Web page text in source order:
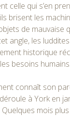
celle qui s’en
brisent les
de mauvaise
angle, les
historique
besoins humains.
connaît son
à York en
mois